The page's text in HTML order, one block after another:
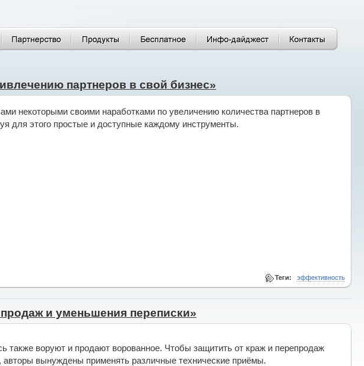
партнеров в свой бизнес»
некоторыми своими наработками по увеличению количества партнеров в
для этого простые и доступные каждому инструменты.
Теги: эффективность
и уменьшения переписки»
также воруют и продают ворованное. Чтобы защитить от краж и перепродаж
авторы вынуждены применять различные технические приёмы.